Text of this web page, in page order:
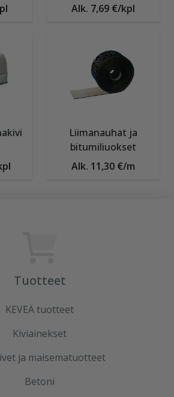
Alk. 7,69 €/kpl
Liimanauhat ja
bitumiliuokset
Alk. 11,30 €/m
Tuotteet
KEVEÄ tuotteet
Kiviainekset
ja maisematuotteet
Betoni